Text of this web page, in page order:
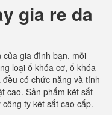
gia re da
của gia đình bạn, mỗi
loại ổ khóa cơ, ổ khóa
có chức năng và tính
cao. Sản phẩm két sắt
ty két sắt cao cấp.